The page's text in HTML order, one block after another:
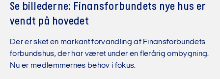
Se billederne: Finansforbundets nye hus er
vendt på hovedet
Der er sket en markant forvandling af Finansforbundets
forbundshus, der har været under en flerårig ombygning.
Nu er medlemmernes behov i fokus.